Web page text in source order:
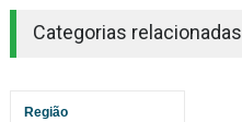
Categorias relacionadas
Região